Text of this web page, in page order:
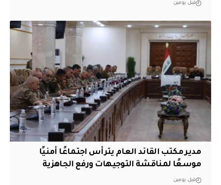
قبل يومين
مدير مكتب القائد العام يترأس اجتماعًا أمنيًا
موسعًا لمناقشة التوجيهات ورفع الجاهزية
قبل يومين